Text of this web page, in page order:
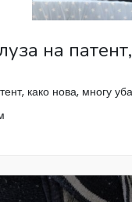
на
како нова, многу